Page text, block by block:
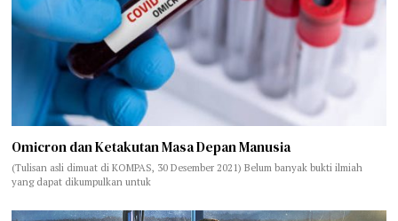
Omicron dan Ketakutan Masa Depan Manusia
(Tulisan asli dimuat di KOMPAS, 30 Desember 2021) Belum banyak bukti ilmiah
yang dapat dikumpulkan untuk